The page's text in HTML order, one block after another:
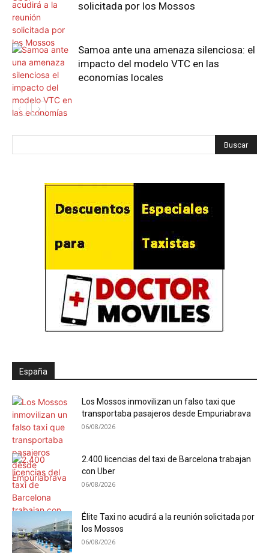
solicitada por los Mossos
Samoa ante una amenaza silenciosa: el
impacto del modelo VTC en las
economías locales
España
Los Mossos inmovilizan un falso taxi que
transportaba pasajeros desde Empuriabrava
06/08/2026
2.400 licencias del taxi de Barcelona trabajan
con Uber
06/08/2026
Élite Taxi no acudirá a la reunión solicitada por
los Mossos
06/08/2026